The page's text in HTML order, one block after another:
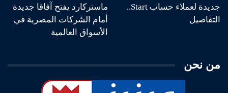
جديدة لعملاء حساب Start..
التفاصيل
ماستركارد يفتح آفاقا جديدة
أمام الشركات المصرية في
الأسواق العالمية
من نحن